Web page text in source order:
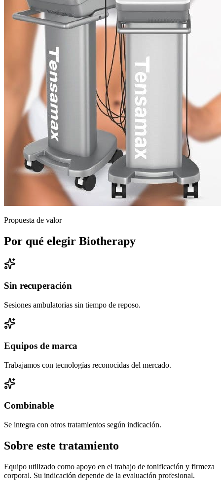
Propuesta de valor
Por qué elegir Biotherapy
Sin recuperación
Sesiones ambulatorias sin tiempo de reposo.
Equipos de marca
Trabajamos con tecnologías reconocidas del mercado.
Combinable
Se integra con otros tratamientos según indicación.
Sobre este tratamiento
Equipo utilizado como apoyo en el trabajo de tonificación y firmeza
corporal. Su indicación depende de la evaluación profesional.